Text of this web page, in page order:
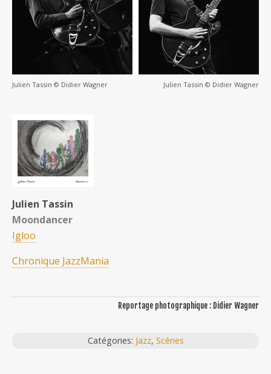
Julien Tassin © Didier Wagner Julien Tassin © Didier Wagner
Julien Tassin
Moondancer
Igloo
Chronique JazzMania
Reportage photographique : Didier Wagner
Catégories: Jazz, Scènes